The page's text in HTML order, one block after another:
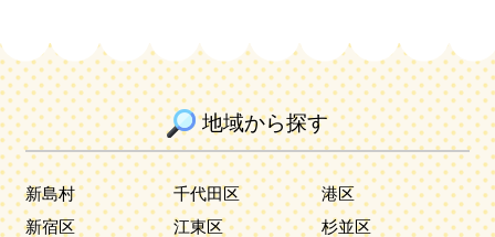
地域から探す
新島村 千代田区
港区
新宿区
江東区
杉並区